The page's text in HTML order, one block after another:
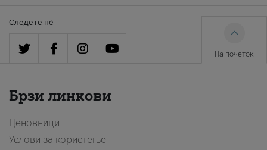
Следете нè
На почеток
Брзи линкови
Ценовници
Услови за користење